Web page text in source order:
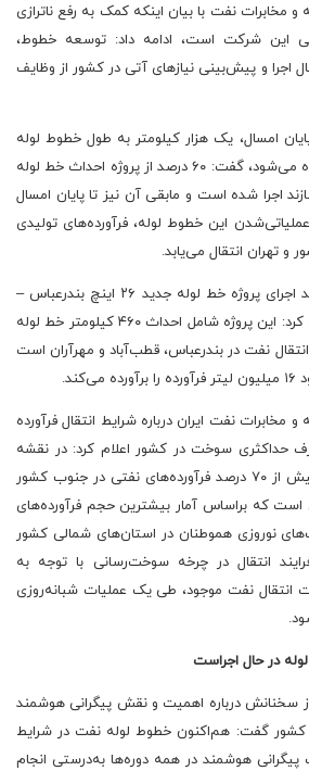
مخابرات نفت با بیان اینکه کمک به رفع ناترازی
این شرکت است، ادامه داد: توسعه خطوط،
اجرا و پیش‌بینی نیازهای آتی در کشور از وظایف
پایان امسال، یک هزار کیلومتر به طول خطوط لوله
در صنعت انتقال نفت افزوده می‌شود، گفت: ۶۰ درصد از پروژه احداث خط لوله
اجرا شده است و مابقی آن نیز تا پایان امسال
این خطوط لوله، فرآورده‌های تولیدی
و تهران انتقال می‌یابد.
وی همچنین در تشریح روند اجرای پروژه خط لوله جدید ۲۶ اینچ بندرعباس –
سیرجان – رفسنجان تصریح کرد: این پروژه شامل احداث ۴۶۰ کیلومتر خط لوله
انتقال نفت در بندرعباس، قطب‌آباد و مهرآران است
نفت ایران درباره شرایط انتقال فرآورده
حداکثری سوخت در کشور اعلام کرد: در نقشه
تولید صنعت انتقال نفت بیش از ۷۰ درصد فرآورده‌های نفتی در جنوب کشور
است که براساس آمار بیشترین حجم فرآورده‌های
نوروزی هموطنان در استان‌های شمالی کشور
انتقال در چرخه سوخت‌رسانی با توجه به
نفت موجود، طی یک عملیات شبانه‌روزی
سخنانش درباره اهمیت و نقش پیگرانی هوشمند
گفت: هم‌اکنون خطوط لوله نفت در شرایط
پیگرانی هوشمند در همه دوره‌ها به‌درستی انجام‌